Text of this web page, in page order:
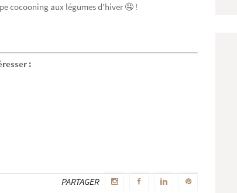
cocooning aux légumes d’hiver 🤤 !
:
PARTAGER